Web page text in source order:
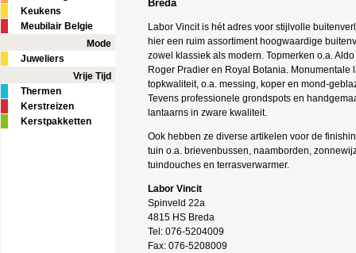
Breda
Labor Vincit is hét adres voor stijlvolle
hier een ruim assortiment hoogwaardige
zowel klassiek als modern. Topmerken o.a.
Roger Pradier en Royal Botania. Monumentale
topkwaliteit, o.a. messing, koper en mond-
Tevens professionele grondspots en
lantaarns in zware kwaliteit.
Ook hebben ze diverse artikelen voor de
tuin o.a. brievenbussen, naamborden,
tuindouches en terrasverwarmer.
Labor Vincit
Spinveld 22a
4815 HS Breda
Tel: 076-5204009
Fax: 076-5208009
Keukens
Meubilair Belgie
Mode
Juweliers
Vrije Tijd
Thermen
Kerstreizen
Kerstpakketten